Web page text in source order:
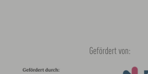
Gefördert von: